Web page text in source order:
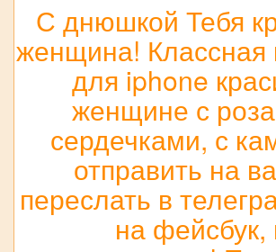
С днюшкой Тебя
женщина! Классная
для iphone
женщине с
сердечками, с
отправить на
переслать в
на фейсбук,